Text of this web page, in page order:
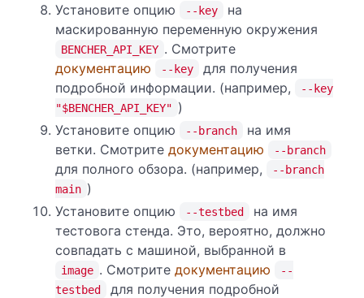
Установите опцию
--key
на
маскированную переменную окружения
BENCHER_API_KEY . Смотрите
документацию
--key
для получения
подробной информации. (например,
--key
"$BENCHER_API_KEY" )
Установите опцию
--branch
на имя
ветки. Смотрите документацию --branch
для полного обзора. (например,
--branch
main )
Установите опцию
--testbed
на имя
тестовога стенда. Это, вероятно, должно
совпадать с машиной, выбранной в
image . Смотрите документацию
--
testbed
для получения подробной